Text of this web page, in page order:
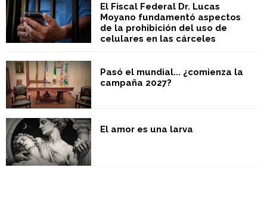
El Fiscal Federal Dr. Lucas
Moyano fundamentó aspectos
de la prohibición del uso de
celulares en las cárceles
Pasó el mundial... ¿comienza la
campaña 2027?
El amor es una larva